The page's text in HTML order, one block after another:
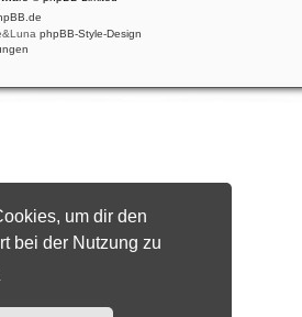
um dir den
bei der Nutzung zu
phpBB-Style-Design